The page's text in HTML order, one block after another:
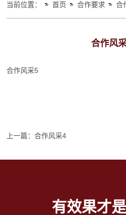
当前位置： 首页 合作要求 合
合作风
合作风采5
上一篇：合作风采4
有效果才